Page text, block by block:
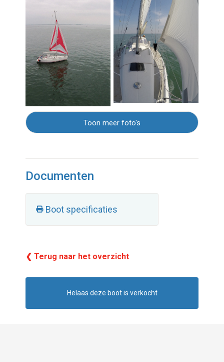
Toon meer foto's
Documenten
Boot specificaties
❮ Terug naar het overzicht
Helaas deze boot is verkocht